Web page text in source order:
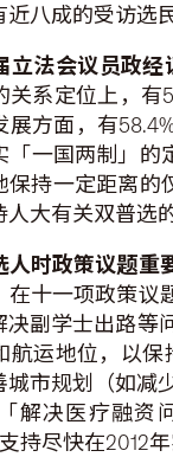
八成的受访选
立法会议员政
关系定位上，有
展方面，有
「一国两制」的
保持一定距离的
大有关双普选
人时政策议题重
在十一项政策议
决副学士出路等
航运地位，以保
城市规划（如
解决医疗融资
支持尽快在2012